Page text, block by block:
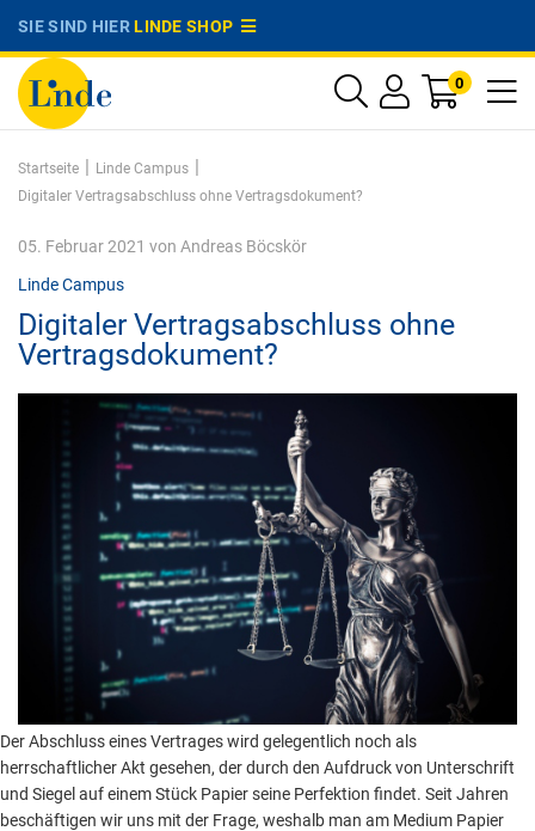
SIE SIND HIERLINDE SHOP
0
Startseite | Linde Campus |
Digitaler Vertragsabschluss ohne Vertragsdokument?
05. Februar 2021 von Andreas Böcskör
Linde Campus
Digitaler Vertragsabschluss ohne
Vertragsdokument?
Der Abschluss eines Vertrages wird gelegentlich noch als
herrschaftlicher Akt gesehen, der durch den Aufdruck von Unterschrift
und Siegel auf einem Stück Papier seine Perfektion findet. Seit Jahren
beschäftigen wir uns mit der Frage, weshalb man am Medium Papier